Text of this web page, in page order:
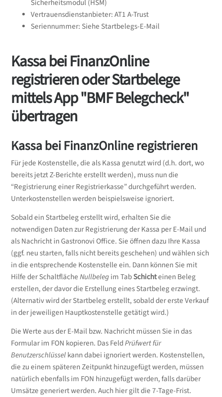
Sicherheitsmodul (HSM)
Vertrauensdienstanbieter: AT1 A-Trust
Seriennummer: Siehe Startbelegs-E-Mail
Kassa bei FinanzOnline
registrieren oder Startbelege
mittels App "BMF Belegcheck"
übertragen
Kassa bei FinanzOnline registrieren
Für jede Kostenstelle, die als Kassa genutzt wird (d.h. dort, wo
bereits jetzt Z-Berichte erstellt werden), muss nun die
“Registrierung einer Registrierkasse” durchgeführt werden.
Unterkostenstellen werden beispielsweise ignoriert.
Sobald ein Startbeleg erstellt wird, erhalten Sie die
notwendigen Daten zur Registrierung der Kassa per E-Mail und
als Nachricht in Gastronovi Office. Sie öffnen dazu Ihre Kassa
(ggf. neu starten, falls nicht bereits geschehen) und wählen sich
in die entsprechende Kostenstelle ein. Dann können Sie mit
Hilfe der SchaltflächeNullbelegim TabSchichteinen Beleg
erstellen, der davor die Erstellung eines Startbeleg erzwingt.
(Alternativ wird der Startbeleg erstellt, sobald der erste Verkauf
in der jeweiligen Hauptkostenstelle getätigt wird.)
Die Werte aus der E-Mail bzw. Nachricht müssen Sie in das
Formular im FON kopieren. Das FeldPrüfwert für
Benutzerschlüsselkann dabei ignoriert werden. Kostenstellen,
die zu einem späteren Zeitpunkt hinzugefügt werden, müssen
natürlich ebenfalls im FON hinzugefügt werden, falls darüber
Umsätze generiert werden. Auch hier gilt die 7-Tage-Frist.